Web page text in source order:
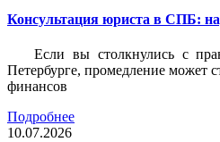
Консультация юриста в СПБ:
Если вы столкнулись с
Петербурге, промедление может
финансов
Подробнее
10.07.2026